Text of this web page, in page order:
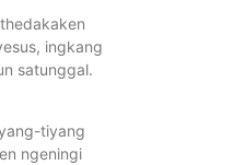
ingkang
satunggal.
tiyang
ngeningi